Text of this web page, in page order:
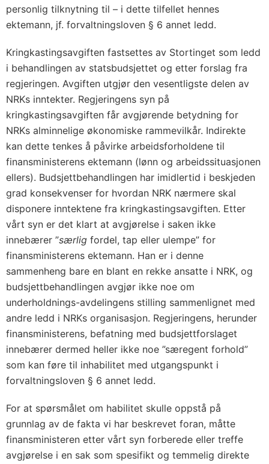
personlig tilknytning til – i dette tilfellet hennes
ektemann, jf. forvaltningsloven § 6 annet ledd.
Kringkastingsavgiften fastsettes av Stortinget som ledd
i behandlingen av statsbudsjettet og etter forslag fra
regjeringen. Avgiften utgjør den vesentligste delen av
NRKs inntekter. Regjeringens syn på
kringkastingsavgiften får avgjørende betydning for
NRKs alminnelige økonomiske rammevilkår. Indirekte
kan dette tenkes å påvirke arbeidsforholdene til
finansministerens ektemann (lønn og arbeidssituasjonen
ellers). Budsjettbehandlingen har imidlertid i beskjeden
grad konsekvenser for hvordan NRK nærmere skal
disponere inntektene fra kringkastingsavgiften. Etter
vårt syn er det klart at avgjørelse i saken ikke
innebærer ”særlig fordel, tap eller ulempe” for
finansministerens ektemann. Han er i denne
sammenheng bare en blant en rekke ansatte i NRK, og
budsjettbehandlingen avgjør ikke noe om
underholdnings-avdelingens stilling sammenlignet med
andre ledd i NRKs organisasjon. Regjeringens, herunder
finansministerens, befatning med budsjettforslaget
innebærer dermed heller ikke noe ”særegent forhold”
som kan føre til inhabilitet med utgangspunkt i
forvaltningsloven § 6 annet ledd.
For at spørsmålet om habilitet skulle oppstå på
grunnlag av de fakta vi har beskrevet foran, måtte
finansministeren etter vårt syn forberede eller treffe
avgjørelse i en sak som spesifikt og temmelig direkte